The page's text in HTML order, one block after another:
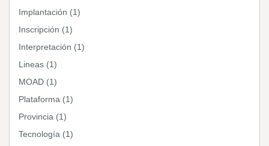
Implantación (1)
Inscripción (1)
Interpretación (1)
Lineas (1)
MOAD (1)
Plataforma (1)
Provincia (1)
Tecnología (1)